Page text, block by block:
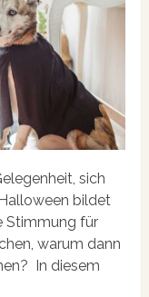
sich
bildet
Stimmung für
warum dann
In diesem